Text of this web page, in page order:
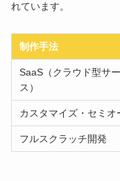
れています。
制作手法
SaaS（クラウド型サ
ス）
カスタマイズ・セミオ
フルスクラッチ開発